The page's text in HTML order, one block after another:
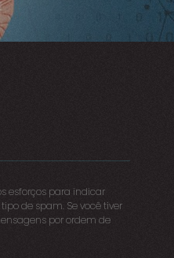
esforços para indicar
de spam. Se você tiver
por ordem de